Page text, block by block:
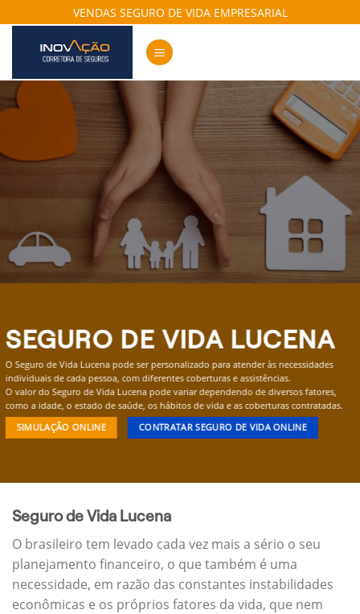
to
content
VENDAS SEGURO DE VIDA EMPRESARIAL
SEGURO DE VIDA LUCENA
O Seguro de Vida Lucena pode ser personalizado para atender às necessidades
individuais de cada pessoa, com diferentes coberturas e assistências.
O valor do Seguro de Vida Lucena pode variar dependendo de diversos fatores,
como a idade, o estado de saúde, os hábitos de vida e as coberturas contratadas.
SIMULAÇÃO ONLINE CONTRATAR SEGURO DE VIDA ONLINE
Seguro de Vida Lucena
O brasileiro tem levado cada vez mais a sério o seu
planejamento financeiro, o que também é uma
necessidade, em razão das constantes instabilidades
econômicas e os próprios fatores da vida, que nem